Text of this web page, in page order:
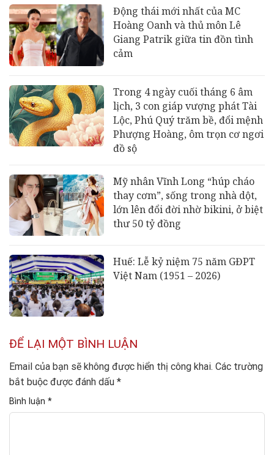
Động thái mới nhất của MC
Hoàng Oanh và thủ môn Lê
Giang Patrik giữa tin đồn tình
cảm
Trong 4 ngày cuối tháng 6 âm
lịch, 3 con giáp vượng phát Tài
Lộc, Phú Quý trăm bề, đổi mệnh
Phượng Hoàng, ôm trọn cơ ngơi
đồ sộ
Mỹ nhân Vĩnh Long “húp cháo
thay cơm”, sống trong nhà dột,
lớn lên đổi đời nhờ bikini, ở biệt
thư 50 tỷ đồng
Huế: Lễ kỷ niệm 75 năm GĐPT
Việt Nam (1951 – 2026)
ĐỂ LẠI MỘT BÌNH LUẬN
Email của bạn sẽ không được hiển thị công khai. Các trường
bắt buộc được đánh dấu *
Bình luận *